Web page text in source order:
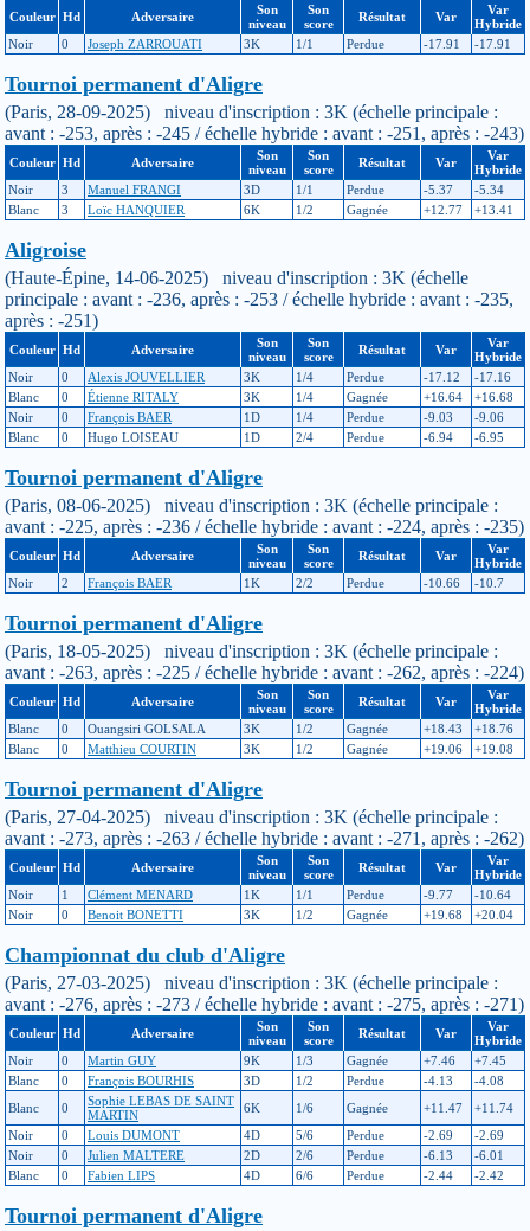
Couleur Hd Adversaire
Son
niveau
Son
score
Résultat Var
Var
Hybride
Noir
0 Joseph ZARROUATI 3K 1/1 Perdue -17.91 -17.91
Tournoi permanent d'Aligre
(Paris, 28-09-2025) niveau d'inscription : 3K (échelle principale :
avant : -253, après : -245 / échelle hybride : avant : -251, après : -243)
Couleur Hd Adversaire
Son
niveau
Son
score
Résultat Var
Var
Hybride
Noir
3 Manuel FRANGI 3D 1/1 Perdue -5.37
-5.34
Blanc
3 Loïc HANQUIER 6K 1/2 Gagnée +12.77 +13.41
Aligroise
(Haute-Épine, 14-06-2025) niveau d'inscription : 3K (échelle
principale : avant : -236, après : -253 / échelle hybride : avant : -235,
après : -251)
Couleur Hd Adversaire
Son
niveau
Son
score
Résultat Var
Var
Hybride
Noir
0 Alexis JOUVELLIER 3K 1/4 Perdue -17.12
-17.16
Blanc
0 Étienne RITALY 3K 1/4 Gagnée +16.64
+16.68
Noir
0 François BAER 1D 1/4 Perdue -9.03
-9.06
Blanc
0 Hugo LOISEAU 1D 2/4 Perdue -6.94 -6.95
Tournoi permanent d'Aligre
(Paris, 08-06-2025) niveau d'inscription : 3K (échelle principale :
avant : -225, après : -236 / échelle hybride : avant : -224, après : -235)
Couleur Hd Adversaire
Son
niveau
Son
score
Résultat Var
Var
Hybride
Noir
2 François BAER 1K 2/2 Perdue -10.66 -10.7
Tournoi permanent d'Aligre
(Paris, 18-05-2025) niveau d'inscription : 3K (échelle principale :
avant : -263, après : -225 / échelle hybride : avant : -262, après : -224)
Couleur Hd Adversaire
Son
niveau
Son
score
Résultat Var
Var
Hybride
Blanc
0 Ouangsiri GOLSALA 3K 1/2 Gagnée +18.43
+18.76
Blanc
0 Matthieu COURTIN 3K 1/2 Gagnée +19.06 +19.08
Tournoi permanent d'Aligre
(Paris, 27-04-2025) niveau d'inscription : 3K (échelle principale :
avant : -273, après : -263 / échelle hybride : avant : -271, après : -262)
Couleur Hd Adversaire
Son
niveau
Son
score
Résultat Var
Var
Hybride
Noir
1 Clément MENARD 1K 1/1 Perdue -9.77
-10.64
Noir
0 Benoit BONETTI 3K 1/2 Gagnée +19.68 +20.04
Championnat du club d'Aligre
(Paris, 27-03-2025) niveau d'inscription : 3K (échelle principale :
avant : -276, après : -273 / échelle hybride : avant : -275, après : -271)
Couleur Hd Adversaire
Son
niveau
Son
score
Résultat Var
Var
Hybride
Noir
0 Martin GUY 9K 1/3 Gagnée +7.46
+7.45
Blanc
0 François BOURHIS 3D 1/2 Perdue -4.13
-4.08
Blanc
0
Sophie LEBAS DE SAINT
MARTIN
6K 1/6 Gagnée +11.47
+11.74
Noir
0 Louis DUMONT 4D 5/6 Perdue -2.69
-2.69
Noir
0 Julien MALTERE 2D 2/6 Perdue -6.13
-6.01
Blanc
0 Fabien LIPS 4D 6/6 Perdue -2.44 -2.42
Tournoi permanent d'Aligre